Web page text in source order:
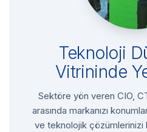
Teknoloji
Vitrininde
Sektöre yön veren CIO,
arasında markanızı
ve teknolojik